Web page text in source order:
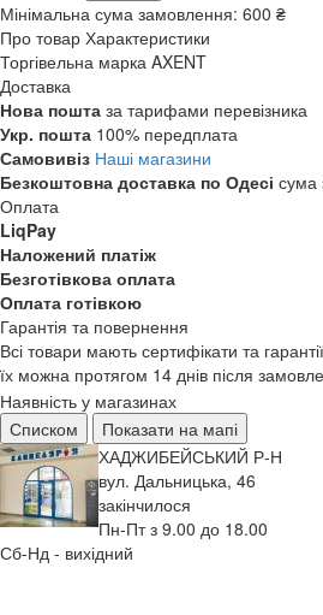
Мінімальна сума замовлення: 600 ₴
Про товар Характеристики
Торгівельна марка AXENT
Доставка
Нова пошта за тарифами перевізника
Укр. пошта 100% передплата
Самовивіз Наші магазини
Безкоштовна доставка по Одесі сума
Оплата
LiqPay
Наложений платіж
Безготівкова оплата
Оплата готівкою
Гарантія та повернення
Всі товари мають сертифікати та
їх можна протягом 14 днів після
Наявність у магазинах
Списком
Показати на мапі
ХАДЖИБЕЙСЬКИЙ Р-Н
вул. Дальницька, 46
закінчилося
Пн-Пт з 9.00 до 18.00
Сб-Нд - вихідний